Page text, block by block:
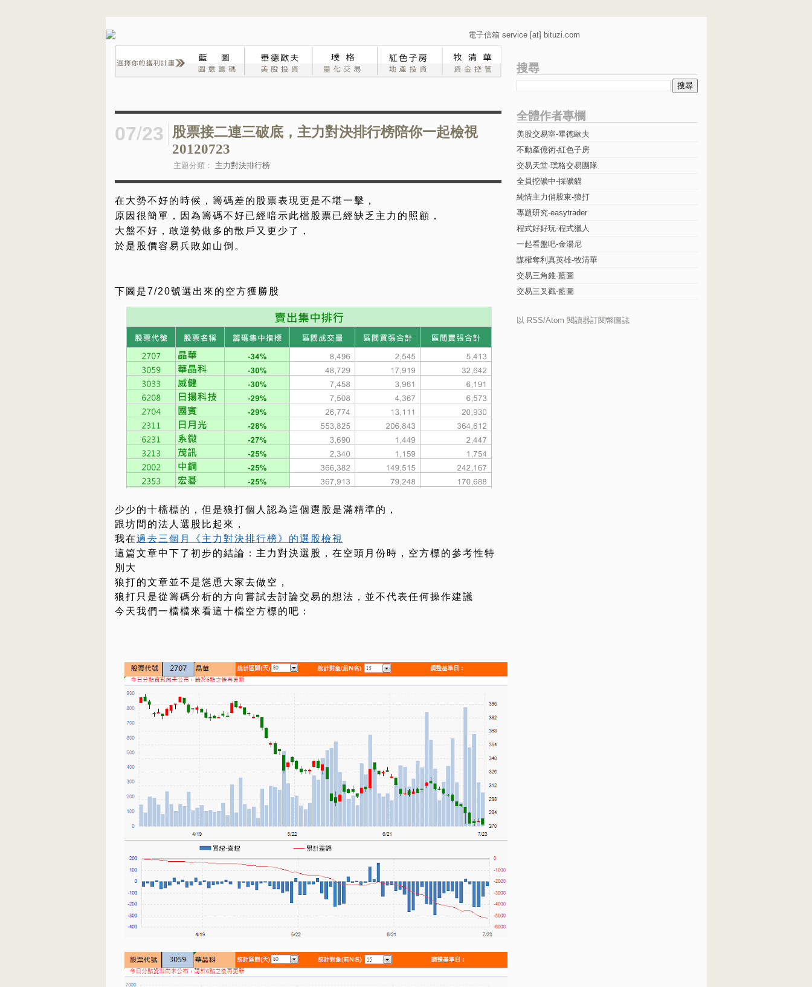
電子信箱 service [at] bituzi.com
07/23
股票接二連三破底，主力對決排行榜陪你一起檢視
20120723
主題分類： 主力對決排行榜
在大勢不好的時候，籌碼差的股票表現更是不堪一擊，
原因很簡單，因為籌碼不好已經暗示此檔股票已經缺乏主力的照顧，
大盤不好，敢逆勢做多的散戶又更少了，
於是股價容易兵敗如山倒。
下圖是7/20號選出來的空方獲勝股
少少的十檔標的，但是狼打個人認為這個選股是滿精準的，
跟坊間的法人選股比起來，
我在過去三個月《主力對決排行榜》的選股檢視
這篇文章中下了初步的結論：主力對決選股，在空頭月份時，空方標的參考性特
別大
狼打的文章並不是慫恿大家去做空，
狼打只是從籌碼分析的方向嘗試去討論交易的想法，並不代表任何操作建議
今天我們一檔檔來看這十檔空方標的吧：
搜尋
全體作者專欄
美股交易室-畢德歐夫
不動產億術-紅色子房
交易天堂-璞格交易團隊
全員挖礦中-採礦貓
純情主力俏股東-狼打
專題研究-easytrader
程式好好玩-程式獵人
一起看盤吧-金湯尼
謀權奪利真英雄-牧清華
交易三角錐-藍圖
交易三叉戳-藍圖
以 RSS/Atom 閱讀器訂閱幣圖誌